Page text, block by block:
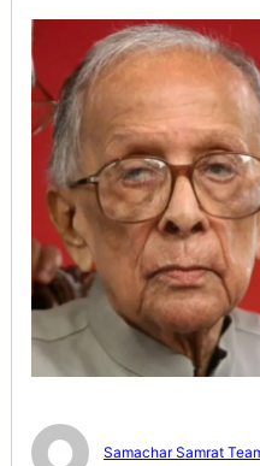
Samachar Samrat